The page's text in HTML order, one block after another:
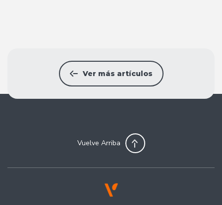
Ver más artículos
Vuelve Arriba